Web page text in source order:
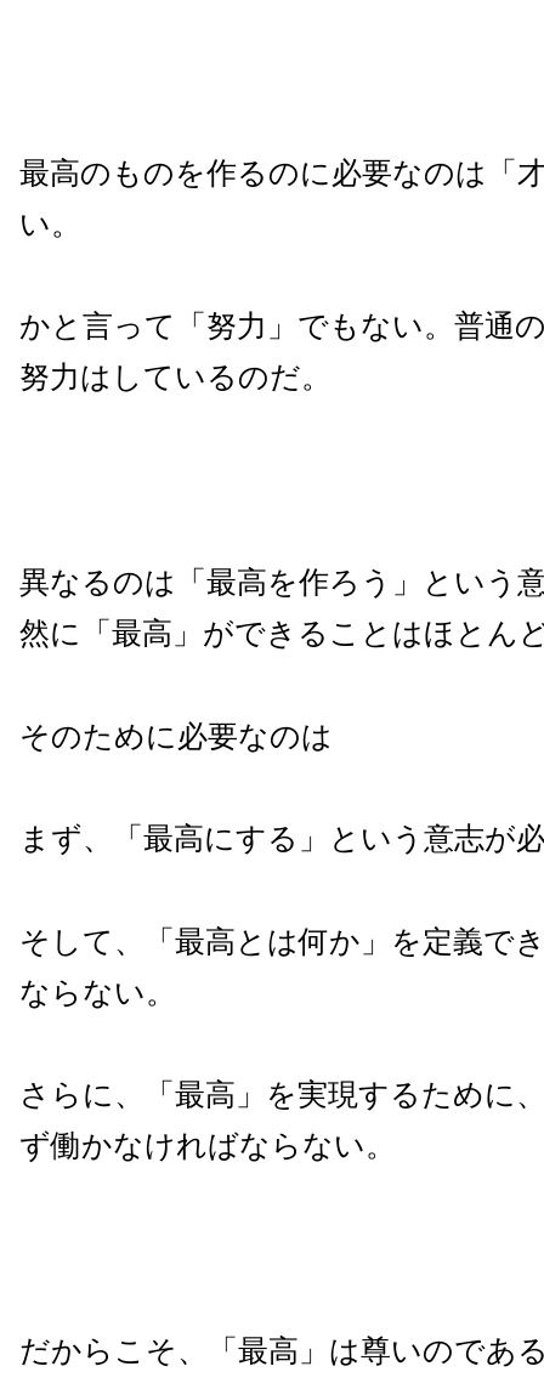
最高のものを作るのに必要なのは「
い。
かと言って「努力」でもない。普通
努力はしているのだ。
異なるのは「最高を作ろう」という
然に「最高」ができることはほとん
そのために必要なのは
まず、「最高にする」という意志が
そして、「最高とは何か」を定義で
ならない。
さらに、「最高」を実現するために
ず働かなければならない。
だからこそ、「最高」は尊いのであ